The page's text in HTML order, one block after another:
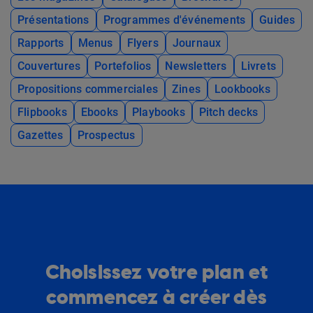
Présentations
Programmes d'événements
Guides
Rapports
Menus Flyers
Journaux
Couvertures
Portefolios Newsletters
Livrets
Propositions commerciales
Zines
Lookbooks
Flipbooks
Ebooks Playbooks
Pitch decks
Gazettes
Prospectus
Choisissez votre plan et
commencez à créer dès